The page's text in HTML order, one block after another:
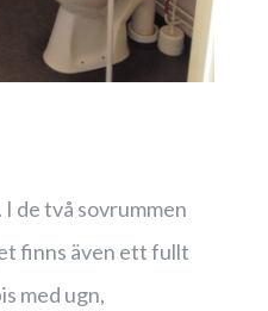
de två sovrummen
finns även ett fullt
med ugn,